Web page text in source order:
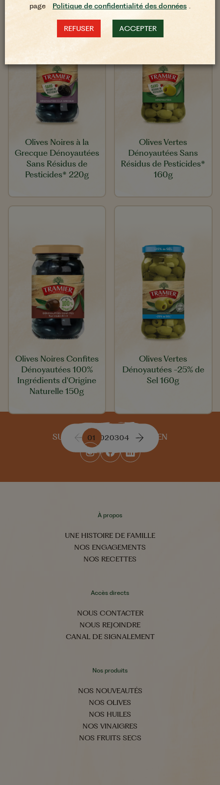
Olives Noires à la
Grecque Dénoyautées
Sans Résidus de
Pesticides* 220g
Olives Vertes
Dénoyautées Sans
Résidus de Pesticides*
160g​
Olives Noires Confites
Dénoyautées 100%
Ingrédients d'Origine
Naturelle 150g
Olives Vertes
Dénoyautées -25% de
Sel 160g
01 020304
SUIVEZ-NOUS AU QUOTIDIEN
À propos
UNE HISTOIRE DE FAMILLE
NOS ENGAGEMENTS
NOS RECETTES
Accès directs
NOUS CONTACTER
NOUS REJOINDRE
CANAL DE SIGNALEMENT
Nos produits
NOS NOUVEAUTÉS
NOS OLIVES
NOS HUILES
NOS VINAIGRES
NOS FRUITS SECS
page
Politique de confidentialité des données .
REFUSER ACCEPTER